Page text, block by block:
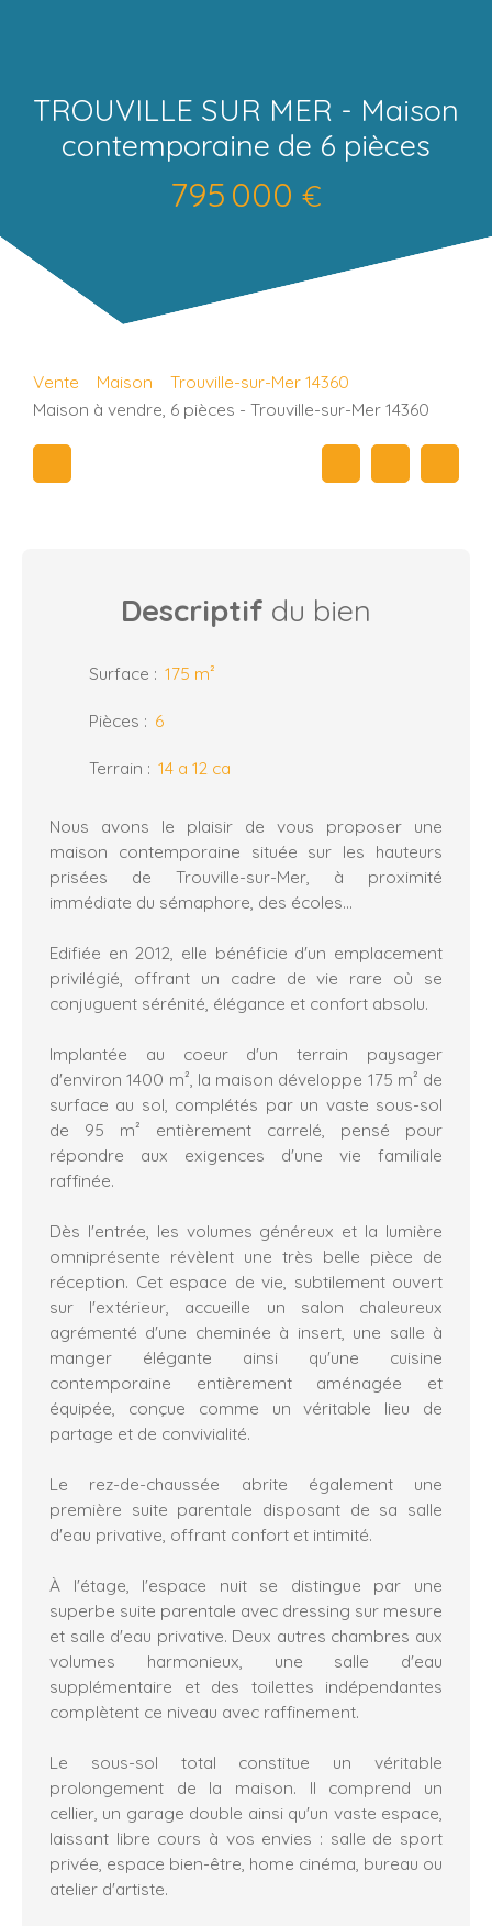
TROUVILLE SUR MER - Maison
contemporaine de 6 pièces
795 000 €
Vente Maison
Trouville-sur-Mer 14360
Maison à vendre, 6 pièces - Trouville-sur-Mer 14360
Descriptif du bien
Surface : 175 m²
Pièces : 6
Terrain : 14 a 12 ca
Nous avons le plaisir de vous proposer une
maison contemporaine située sur les hauteurs
prisées de Trouville-sur-Mer, à proximité
immédiate du sémaphore, des écoles...
Edifiée en 2012, elle bénéficie d'un emplacement
privilégié, offrant un cadre de vie rare où se
conjuguent sérénité, élégance et confort absolu.
Implantée au coeur d'un terrain paysager
d'environ 1400 m², la maison développe 175 m² de
surface au sol, complétés par un vaste sous-sol
de 95 m² entièrement carrelé, pensé pour
répondre aux exigences d'une vie familiale
raffinée.
Dès l'entrée, les volumes généreux et la lumière
omniprésente révèlent une très belle pièce de
réception. Cet espace de vie, subtilement ouvert
sur l'extérieur, accueille un salon chaleureux
agrémenté d'une cheminée à insert, une salle à
manger élégante ainsi qu'une cuisine
contemporaine entièrement aménagée et
équipée, conçue comme un véritable lieu de
partage et de convivialité.
Le rez-de-chaussée abrite également une
première suite parentale disposant de sa salle
d'eau privative, offrant confort et intimité.
À l'étage, l'espace nuit se distingue par une
superbe suite parentale avec dressing sur mesure
et salle d'eau privative. Deux autres chambres aux
volumes harmonieux, une salle d'eau
supplémentaire et des toilettes indépendantes
complètent ce niveau avec raffinement.
Le sous-sol total constitue un véritable
prolongement de la maison. Il comprend un
cellier, un garage double ainsi qu'un vaste espace,
laissant libre cours à vos envies : salle de sport
privée, espace bien-être, home cinéma, bureau ou
atelier d'artiste.